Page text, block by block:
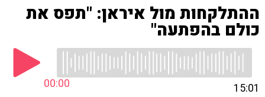
ההתלקחות מול איראן: "תפס את
כולם בהפתעה"
00:00 15:01